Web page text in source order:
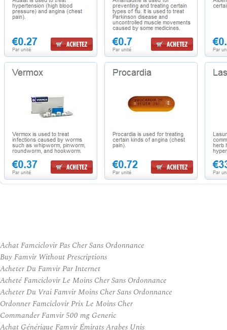
Achat Famciclovir Pas Cher Sans Ordonnance
Buy Famvir Without Prescriptions
Acheter Du Famvir Par Internet
Acheté Famciclovir Le Moins Cher Sans Ordonnance
Acheter Du Vrai Famvir Moins Cher Sans Ordonnance
Ordonner Famciclovir Prix Le Moins Cher
Commander Famvir 500 mg Generic
Achat Générique Famvir Émirats Arabes Unis